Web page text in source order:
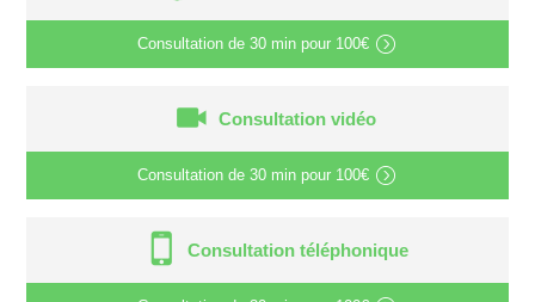
Consultation de 30 min pour 100€
Consultation vidéo
Consultation de 30 min pour 100€
Consultation téléphonique